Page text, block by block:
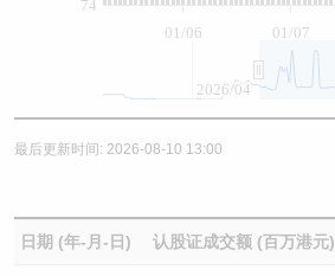
01/07
01/06
74
2026/04
最后更新时间: 2026-08-10 13:00
日期 (年-月-日) 认股证成交额 (百万港元)